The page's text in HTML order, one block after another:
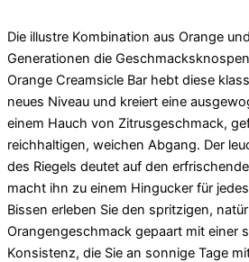
Die illustre Kombination aus Orange
Generationen die
Orange Creamsicle Bar hebt diese
neues Niveau und kreiert eine
einem Hauch von Zitrusgeschmack,
reichhaltigen, weichen Abgang. Der
des Riegels deutet auf den
macht ihn zu einem Hingucker für
Bissen erleben Sie den spritzigen,
Orangengeschmack gepaart mit einer
Konsistenz, die Sie an sonnige Tage